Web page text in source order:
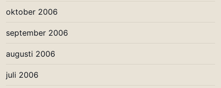
oktober 2006
september 2006
augusti 2006
juli 2006